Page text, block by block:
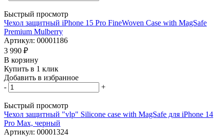
Быстрый просмотр
Чехол защитный iPhone 15 Pro FineWoven Case with MagSafe
Premium Mulberry
Артикул: 00001186
3 990 ₽
В корзину
Купить в 1 клик
Добавить в избранное
-
+
Быстрый просмотр
Чехол защитный "vlp" Silicone case with MagSafe для iPhone 14
Pro Max, черный
Артикул: 00001324